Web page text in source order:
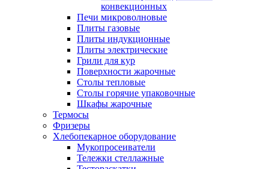
конвекционных
Печи микроволновые
Плиты газовые
Плиты индукционные
Плиты электрические
Грили для кур
Поверхности жарочные
Столы тепловые
Столы горячие упаковочные
Шкафы жарочные
Термосы
Фризеры
Хлебопекарное оборудование
Мукопросеиватели
Тележки стеллажные